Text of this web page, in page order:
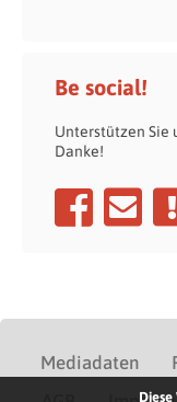
Be social!
Unterstützen Sie
Danke!
Mediadaten